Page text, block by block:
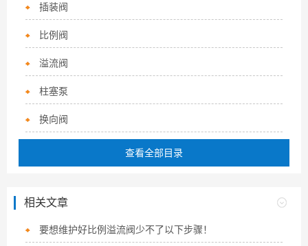
插装阀
比例阀
溢流阀
柱塞泵
换向阀
查看全部目录
相关文章
要想维护好比例溢流阀少不了以下步骤！